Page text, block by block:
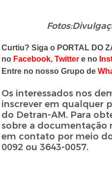
Curtiu? Siga o PORTAL DO
no Facebook,Twitter e no
Entre no nosso Grupo de
Os interessados nos
inscrever em qualquer
do Detran-AM. Para
sobre a documentação
em contato por meio
0092 ou 3643-0057.